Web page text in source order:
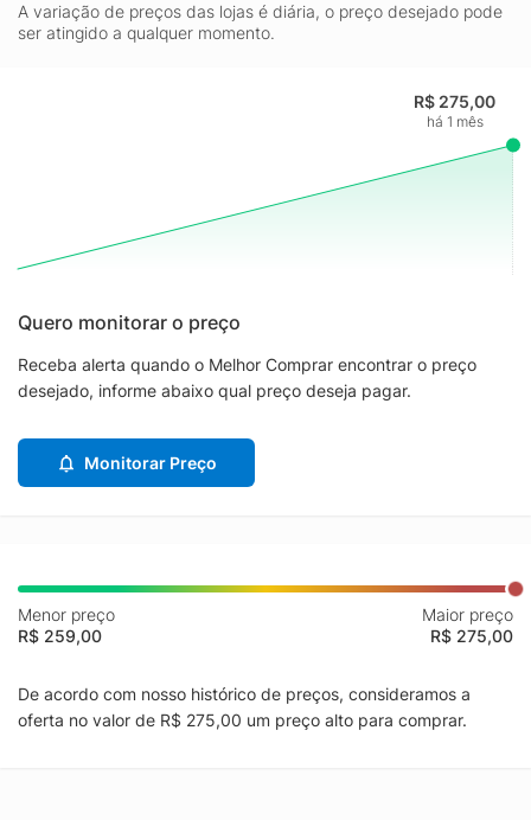
A variação de preços das lojas é diária, o preço desejado pode
ser atingido a qualquer momento.
R$ 275,00
há 1 mês
Quero monitorar o preço
Receba alerta quando o Melhor Comprar encontrar o preço
desejado, informe abaixo qual preço deseja pagar.
Monitorar Preço
Menor preço
R$ 259,00
Maior preço
R$ 275,00
De acordo com nosso histórico de preços, consideramos a
oferta no valor de R$ 275,00 um preço alto para comprar.